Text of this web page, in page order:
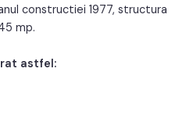
constructiei 1977, structura
mp.
astfel: